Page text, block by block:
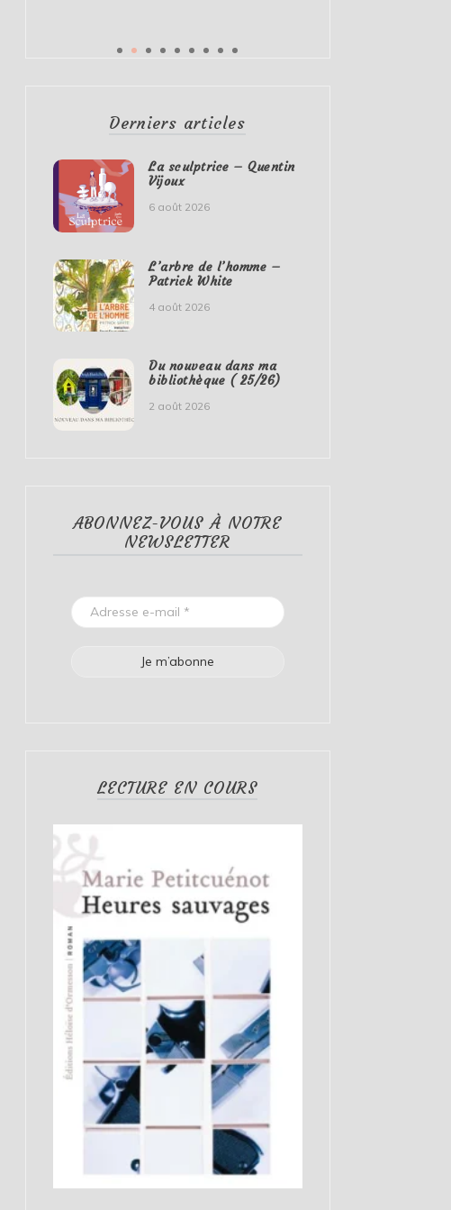
Derniers articles
La sculptrice – Quentin
Vijoux
6 août 2026
L’arbre de l’homme –
Patrick White
4 août 2026
Du nouveau dans ma
bibliothèque ( 25/26)
2 août 2026
ABONNEZ-VOUS À NOTRE
NEWSLETTER
LECTURE EN COURS